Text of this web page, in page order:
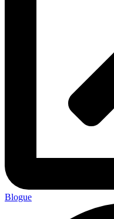
Blogue